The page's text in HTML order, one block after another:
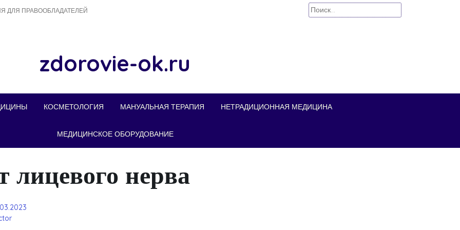
ДЛЯ ПРАВООБЛАДАТЕЛЕЙ Найти:
zdorovie-ok.ru
КОСМЕТОЛОГИЯ МАНУАЛЬНАЯ ТЕРАПИЯ НЕТРАДИЦИОННАЯ МЕДИЦИНА
МЕДИЦИНСКОЕ ОБОРУДОВАНИЕ
лицевого нерва